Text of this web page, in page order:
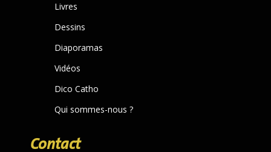
window
Livres
Dessins
Diaporamas
Vidéos
Dico Catho
Qui sommes-nous ?
Contact